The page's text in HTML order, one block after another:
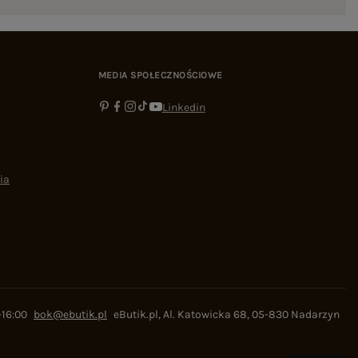
MEDIA SPOŁECZNOŚCIOWE
Linkedin
bok@ebutik.pl eButik.pl,Al. Katowicka 68,05-830 Nadarzyn